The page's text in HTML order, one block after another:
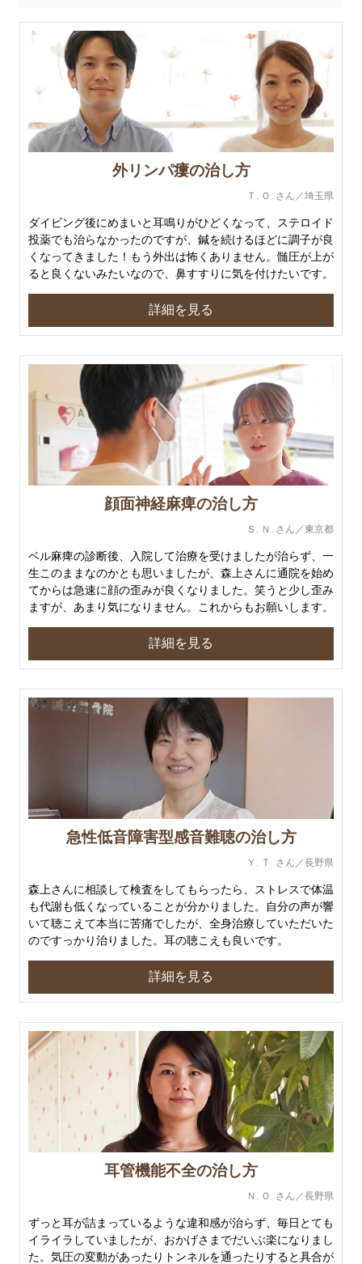
外リンパ瘻の治し方
Ｔ. Ｏ. さん／埼玉県
ダイビング後にめまいと耳鳴りがひどくなって、ステロイド
投薬でも治らなかったのですが、鍼を続けるほどに調子が良
くなってきました！もう外出は怖くありません。髄圧が上が
ると良くないみたいなので、鼻すすりに気を付けたいです。
詳細を見る
顔面神経麻痺の治し方
Ｓ. Ｎ. さん／東京都
ベル麻痺の診断後、入院して治療を受けましたが治らず、一
生このままなのかとも思いましたが、森上さんに通院を始め
てからは急速に顔の歪みが良くなりました。笑うと少し歪み
ますが、あまり気になりません。これからもお願いします。
詳細を見る
急性低音障害型感音難聴の治し方
Ｙ. Ｔ. さん／長野県
森上さんに相談して検査をしてもらったら、ストレスで体温
も代謝も低くなっていることが分かりました。自分の声が響
いて聴こえて本当に苦痛でしたが、全身治療していただいた
のですっかり治りました。耳の聴こえも良いです。
詳細を見る
耳管機能不全の治し方
Ｎ. Ｏ. さん／長野県
ずっと耳が詰まっているような違和感が治らず、毎日とても
イライラしていましたが、おかげさまでだいぶ楽になりまし
た。気圧の変動があったりトンネルを通ったりすると具合が